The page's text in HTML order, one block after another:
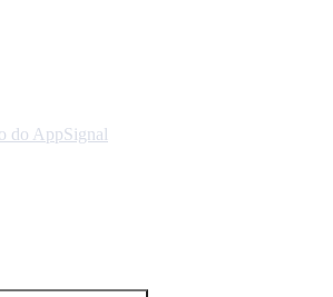
do AppSignal